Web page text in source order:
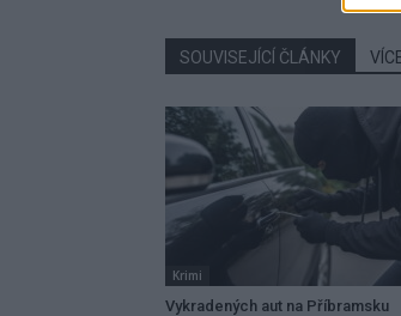
SOUVISEJÍCÍ ČLÁNKY
Krimi
Vykradených aut na Příbramsku